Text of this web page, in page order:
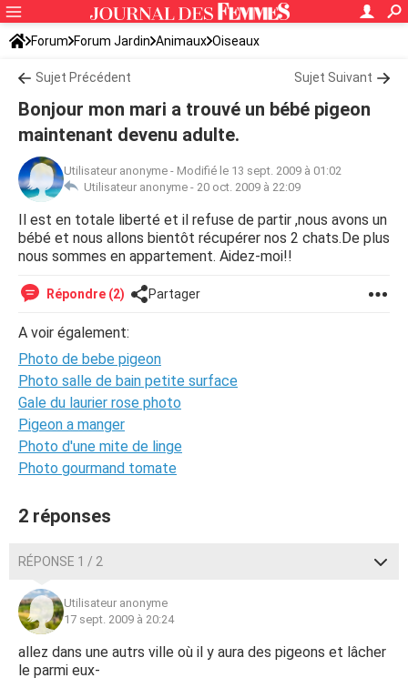
Forum Forum Jardin Animaux Oiseaux
Sujet Précédent Sujet Suivant
Bonjour mon mari a trouvé un bébé pigeon
maintenant devenu adulte.
Utilisateur anonyme - Modifié le 13 sept. 2009 à 01:02
Utilisateur anonyme - 20 oct. 2009 à 22:09
Il est en totale liberté et il refuse de partir ,nous avons un
bébé et nous allons bientôt récupérer nos 2 chats.De plus
nous sommes en appartement. Aidez-moi!!
Répondre (2) Partager
A voir également:
Photo de bebe pigeon
Photo salle de bain petite surface
Gale du laurier rose photo
Pigeon a manger
Photo d'une mite de linge
Photo gourmand tomate
2 réponses
RÉPONSE 1 / 2
Utilisateur anonyme
17 sept. 2009 à 20:24
allez dans une autrs ville où il y aura des pigeons et lâcher
le parmi eux-